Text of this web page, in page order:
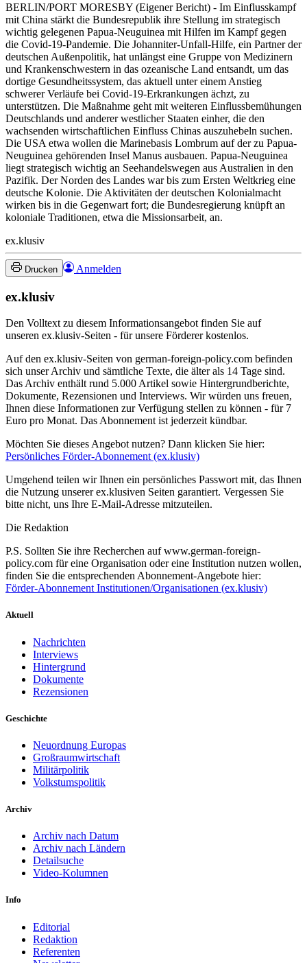
BERLIN/PORT MORESBY (Eigener Bericht) - Im Einflusskampf
mit China stärkt die Bundesrepublik ihre Stellung im strategisch
wichtig gelegenen Papua-Neuguinea mit Hilfen im Kampf gegen
die Covid-19-Pandemie. Die Johanniter-Unfall-Hilfe, ein Partner der
deutschen Außenpolitik, hat unlängst eine Gruppe von Medizinern
und Krankenschwestern in das ozeanische Land entsandt, um das
dortige Gesundheitssystem, das aktuell unter einem Anstieg
schwerer Verläufe bei Covid-19-Erkrankungen ächzt, zu
unterstützen. Die Maßnahme geht mit weiteren Einflussbemühungen
Deutschlands und anderer westlicher Staaten einher, die den
wachsenden wirtschaftlichen Einfluss Chinas auszuhebeln suchen.
Die USA etwa wollen die Marinebasis Lombrum auf der zu Papua-
Neuguinea gehörenden Insel Manus ausbauen. Papua-Neuguinea
liegt strategisch wichtig an Seehandelswegen aus Australien in den
Pazifik. Der Norden des Landes war bis zum Ersten Weltkrieg eine
deutsche Kolonie. Die Aktivitäten der deutschen Kolonialmacht
wirken bis in die Gegenwart fort; die Bundesregierung knüpft an
koloniale Traditionen, etwa die Missionsarbeit, an.
ex.klusiv
Drucken Anmelden
ex.klusiv
Den Volltext zu diesem Informationsangebot finden Sie auf
unseren ex.klusiv-Seiten - für unsere Förderer kostenlos.
Auf den ex.klusiv-Seiten von german-foreign-policy.com befinden
sich unser Archiv und sämtliche Texte, die älter als 14 Tage sind.
Das Archiv enthält rund 5.000 Artikel sowie Hintergrundberichte,
Dokumente, Rezensionen und Interviews. Wir würden uns freuen,
Ihnen diese Informationen zur Verfügung stellen zu können - für 7
Euro pro Monat. Das Abonnement ist jederzeit kündbar.
Möchten Sie dieses Angebot nutzen? Dann klicken Sie hier:
Persönliches Förder-Abonnement (ex.klusiv)
Umgehend teilen wir Ihnen ein persönliches Passwort mit, das Ihnen
die Nutzung unserer ex.klusiven Seiten garantiert. Vergessen Sie
bitte nicht, uns Ihre E-Mail-Adresse mitzuteilen.
Die Redaktion
P.S. Sollten Sie ihre Recherchen auf www.german-foreign-
policy.com für eine Organisation oder eine Institution nutzen wollen,
finden Sie die entsprechenden Abonnement-Angebote hier:
Förder-Abonnement Institutionen/Organisationen (ex.klusiv)
Aktuell
Nachrichten
Interviews
Hintergrund
Dokumente
Rezensionen
Geschichte
Neuordnung Europas
Großraumwirtschaft
Militärpolitik
Volkstumspolitik
Archiv
Archiv nach Datum
Archiv nach Ländern
Detailsuche
Video-Kolumnen
Info
Editorial
Redaktion
Referenten